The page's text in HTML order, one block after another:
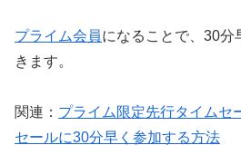
プライム会員になることで、30分
きます。
関連： プライム限定先行タイムセ
セールに30分早く参加する方法